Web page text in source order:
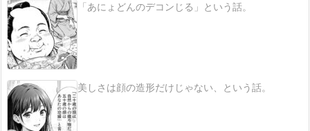
「あにょどんのデコンじる」という話。
美しさは顔の造形だけじゃない、という話。